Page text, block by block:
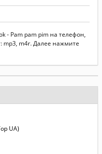
- Pam pam pim на телефон,
m4r. Далее нажмите
UA)